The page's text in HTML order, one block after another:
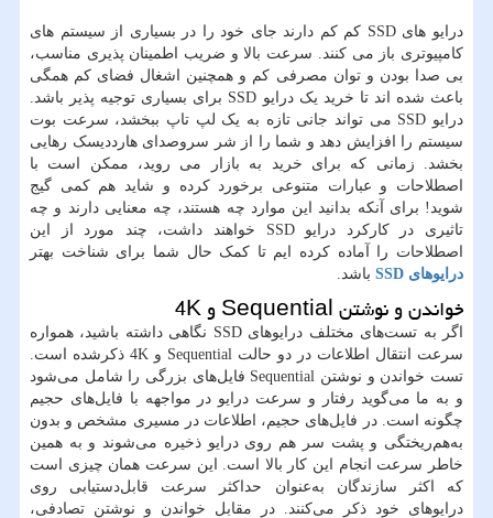
درایو های SSD کم کم دارند جای خود را در بسیاری از سیستم های
کامپیوتری باز می کنند. سرعت بالا و ضریب اطمینان پذیری مناسب،
بی صدا بودن و توان مصرفی کم و همچنین اشغال فضای کم همگی
باعث شده اند تا خرید یک درایو SSD برای بسیاری توجیه پذیر باشد.
درایو SSD می تواند جانی تازه به یک لپ تاپ ببخشد، سرعت بوت
سیستم را افزایش دهد و شما را از شر سروصدای هارددیسک رهایی
بخشد. زمانی که برای خرید به بازار می روید، ممکن است با
اصطلاحات و عبارات متنوعی برخورد کرده و شاید هم کمی گیج
شوید! برای آنکه بدانید این موارد چه هستند، چه معنایی دارند و چه
تاثیری در کارکرد درایو SSD خواهند داشت، چند مورد از این
اصطلاحات را آماده کرده ایم تا کمک حال شما برای شناخت بهتر
درایوهای SSD
باشد.
خواندن و نوشتن Sequential و 4K
اگر به تست‌های مختلف درایوهای SSD نگاهی داشته باشید، همواره
سرعت انتقال اطلاعات در دو حالت Sequential و 4K ذکرشده است.
تست خواندن و نوشتن Sequential فایل‌های بزرگی را شامل می‌شود
و به ما می‌گوید رفتار و سرعت درایو در مواجهه با فایل‌های حجیم
چگونه است. در فایل‌های حجیم، اطلاعات در مسیری مشخص و بدون
به‌هم‌ریختگی و پشت سر هم روی درایو ذخیره می‌شوند و به همین
خاطر سرعت انجام این کار بالا است. این سرعت همان چیزی است
که اکثر سازندگان به‌عنوان حداکثر سرعت قابل‌دستیابی روی
درایوهای خود ذکر می‌کنند. در مقابل خواندن و نوشتن تصادفی،